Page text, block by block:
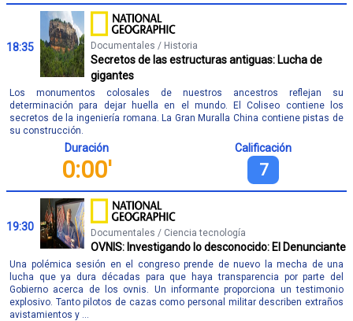
18:35 Documentales / Historia
Secretos de las estructuras antiguas: Lucha de
gigantes
Los monumentos colosales de nuestros ancestros reflejan su
determinación para dejar huella en el mundo. El Coliseo contiene los
secretos de la ingeniería romana. La Gran Muralla China contiene pistas de
su construcción.
Duración
0:00'
Calificación
7
19:30 Documentales / Ciencia tecnología
OVNIS: Investigando lo desconocido: El Denunciante
Una polémica sesión en el congreso prende de nuevo la mecha de una
lucha que ya dura décadas para que haya transparencia por parte del
Gobierno acerca de los ovnis. Un informante proporciona un testimonio
explosivo. Tanto pilotos de cazas como personal militar describen extraños
avistamientos y ...